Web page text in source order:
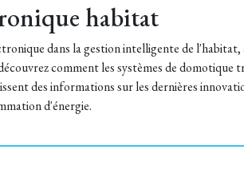
habitat
dans la gestion intelligente de
comment les systèmes de domotique
des informations sur les dernières
d'énergie.